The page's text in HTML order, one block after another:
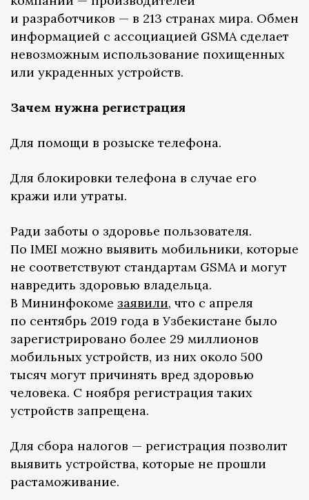
и разработчиков — в 213 странах мира. Обмен
информацией с ассоциацией GSMA сделает
невозможным использование похищенных
или украденных устройств.
Зачем нужна регистрация
Для помощи в розыске телефона.
Для блокировки телефона в случае его
кражи или утраты.
Ради заботы о здоровье пользователя.
По IMEI можно выявить мобильники, которые
не соответствуют стандартам GSMA и могут
навредить здоровью владельца.
В Мининфокоме заявили, что с апреля
по сентябрь 2019 года в Узбекистане было
зарегистрировано более 29 миллионов
мобильных устройств, из них около 500
тысяч могут причинять вред здоровью
человека. С ноября регистрация таких
устройств запрещена.
Для сбора налогов — регистрация позволит
выявить устройства, которые не прошли
растаможивание.